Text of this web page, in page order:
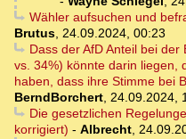
Wähler aufsuchen und
Brutus, 24.09.2024, 00:23
Dass der AfD Anteil bei
vs. 34%) könnte darin liegen,
haben, dass ihre Stimme bei
BerndBorchert, 24.09.2024,
Die gesetzlichen
korrigiert) - Albrecht,